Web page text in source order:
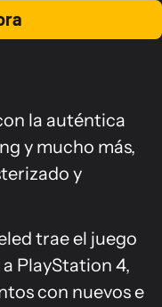
la auténtica
y mucho más,
y
trae el juego
PlayStation 4,
con nuevos e